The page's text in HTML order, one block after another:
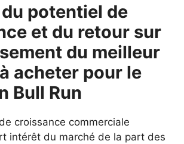
potentiel de
et du retour sur
du meilleur
acheter pour le
Bull Run
croissance commerciale
intérêt du marché de la part des